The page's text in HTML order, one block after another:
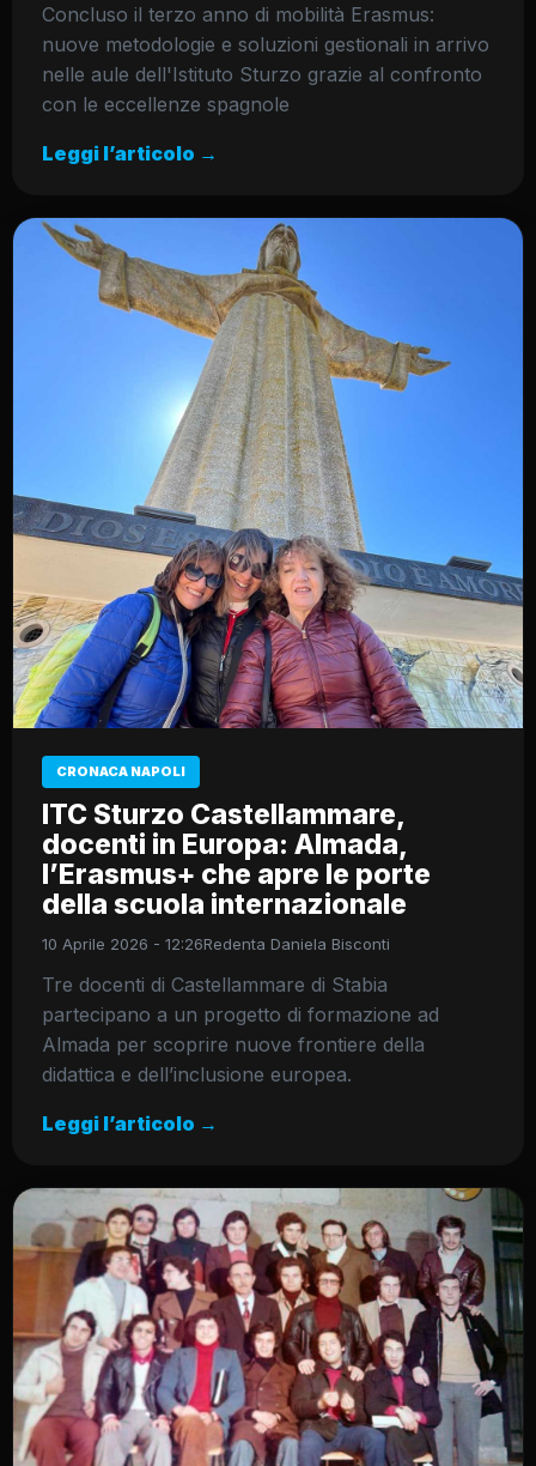
Concluso il terzo anno di mobilità Erasmus:
nuove metodologie e soluzioni gestionali in arrivo
nelle aule dell'Istituto Sturzo grazie al confronto
con le eccellenze spagnole
Leggi l’articolo →
CRONACA NAPOLI
ITC Sturzo Castellammare,
docenti in Europa: Almada,
l’Erasmus+ che apre le porte
della scuola internazionale
10 Aprile 2026 - 12:26Redenta Daniela Bisconti
Tre docenti di Castellammare di Stabia
partecipano a un progetto di formazione ad
Almada per scoprire nuove frontiere della
didattica e dell’inclusione europea.
Leggi l’articolo →